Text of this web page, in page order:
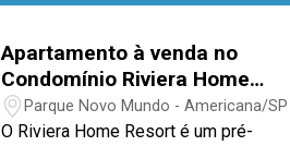
Apartamento à venda no
Condomínio Riviera Home
Resort em Americana/SP
Parque Novo Mundo - Americana/SP
O Riviera Home Resort é um pré-